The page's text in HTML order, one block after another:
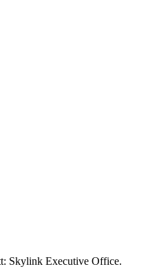
Skylink Executive Office.